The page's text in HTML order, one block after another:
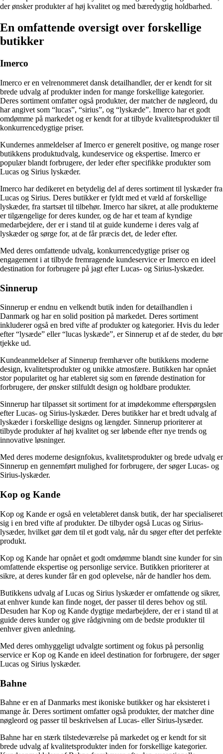
der ønsker produkter af høj kvalitet og med bæredygtig holdbarhed.
En omfattende oversigt over forskellige
butikker
Imerco
Imerco er en velrenommeret dansk detailhandler, der er kendt for sit
brede udvalg af produkter inden for mange forskellige kategorier.
Deres sortiment omfatter også produkter, der matcher de nøgleord, du
har angivet som “lucas”, “sirius”, og “lyskæde”. Imerco har et godt
omdømme på markedet og er kendt for at tilbyde kvalitetsprodukter til
konkurrencedygtige priser.
Kundernes anmeldelser af Imerco er generelt positive, og mange roser
butikkens produktudvalg, kundeservice og ekspertise. Imerco er
populær blandt forbrugere, der leder efter specifikke produkter som
Lucas og Sirius lyskæder.
Imerco har dedikeret en betydelig del af deres sortiment til lyskæder fra
Lucas og Sirius. Deres butikker er fyldt med et væld af forskellige
lyskæder, fra startsæt til tilbehør. Imerco har sikret, at alle produkterne
er tilgængelige for deres kunder, og de har et team af kyndige
medarbejdere, der er i stand til at guide kunderne i deres valg af
lyskæder og sørge for, at de får præcis det, de leder efter.
Med deres omfattende udvalg, konkurrencedygtige priser og
engagement i at tilbyde fremragende kundeservice er Imerco en ideel
destination for forbrugere på jagt efter Lucas- og Sirius-lyskæder.
Sinnerup
Sinnerup er endnu en velkendt butik inden for detailhandlen i
Danmark og har en solid position på markedet. Deres sortiment
inkluderer også en bred vifte af produkter og kategorier. Hvis du leder
efter “lysæde” eller “lucas lyskæde”, er Sinnerup et af de steder, du bør
tjekke ud.
Kundeanmeldelser af Sinnerup fremhæver ofte butikkens moderne
design, kvalitetsprodukter og unikke atmosfære. Butikken har opnået
stor popularitet og har etableret sig som en førende destination for
forbrugere, der ønsker stilfuldt design og holdbare produkter.
Sinnerup har tilpasset sit sortiment for at imødekomme efterspørgslen
efter Lucas- og Sirius-lyskæder. Deres butikker har et bredt udvalg af
lyskæder i forskellige designs og længder. Sinnerup prioriterer at
tilbyde produkter af høj kvalitet og ser løbende efter nye trends og
innovative løsninger.
Med deres moderne designfokus, kvalitetsprodukter og brede udvalg er
Sinnerup en gennemført mulighed for forbrugere, der søger Lucas- og
Sirius-lyskæder.
Kop og Kande
Kop og Kande er også en veletableret dansk butik, der har specialiseret
sig i en bred vifte af produkter. De tilbyder også Lucas og Sirius-
lysæder, hvilket gør dem til et godt valg, når du søger efter det perfekte
produkt.
Kop og Kande har opnået et godt omdømme blandt sine kunder for sin
omfattende ekspertise og personlige service. Butikken prioriterer at
sikre, at deres kunder får en god oplevelse, når de handler hos dem.
Butikkens udvalg af Lucas og Sirius lyskæder er omfattende og sikrer,
at enhver kunde kan finde noget, der passer til deres behov og stil.
Desuden har Kop og Kande dygtige medarbejdere, der er i stand til at
guide deres kunder og give rådgivning om de bedste produkter til
enhver given anledning.
Med deres omhyggeligt udvalgte sortiment og fokus på personlig
service er Kop og Kande en ideel destination for forbrugere, der søger
Lucas og Sirius lyskæder.
Bahne
Bahne er en af Danmarks mest ikoniske butikker og har eksisteret i
mange år. Deres sortiment omfatter også produkter, der matcher dine
nøgleord og passer til beskrivelsen af Lucas- eller Sirius-lysæder.
Bahne har en stærk tilstedeværelse på markedet og er kendt for sit
brede udvalg af kvalitetsprodukter inden for forskellige kategorier.